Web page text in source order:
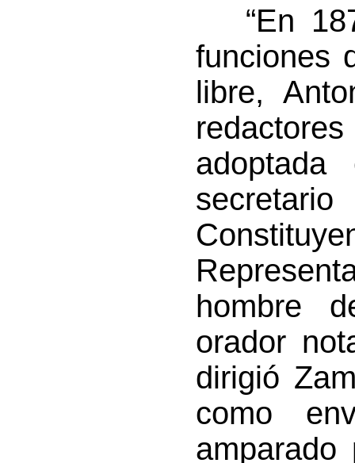
“En
funciones
libre,
hombre
orador
dirigió
como